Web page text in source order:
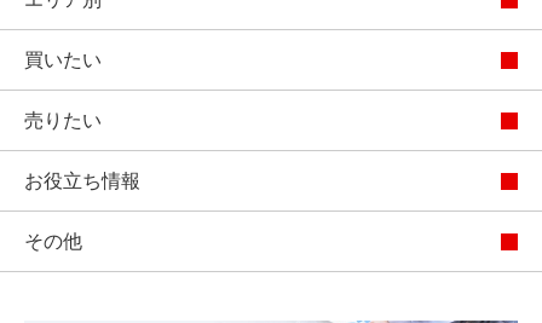
買いたい
売りたい
お役立ち情報
その他